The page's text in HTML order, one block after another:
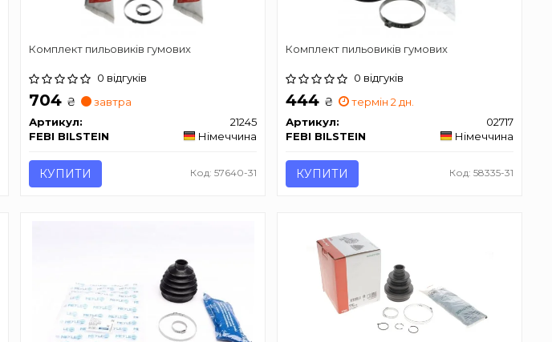
Комплект пильовиків гумових
0 відгуків
704 ₴
завтра
Артикул:
21245
FEBI BILSTEIN
Німеччина
КУПИТИ Код: 57640-31
Комплект пильовиків гумових
0 відгуків
444 ₴
термін 2 дн.
Артикул:
02717
FEBI BILSTEIN
Німеччина
КУПИТИ Код: 58335-31